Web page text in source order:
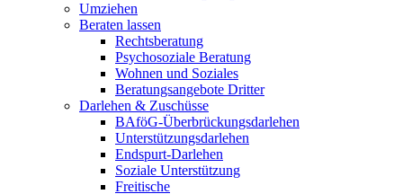
Umziehen
Beraten lassen
Rechtsberatung
Psychosoziale Beratung
Wohnen und Soziales
Beratungsangebote Dritter
Darlehen & Zuschüsse
BAföG-Überbrückungsdarlehen
Unterstützungsdarlehen
Endspurt-Darlehen
Soziale Unterstützung
Freitische